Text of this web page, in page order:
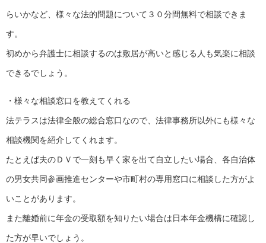
らいかなど、様々な法的問題について３０分間無料で相談できま
す。
初めから弁護士に相談するのは敷居が高いと感じる人も気楽に相談
できるでしょう。
・様々な相談窓口を教えてくれる
法テラスは法律全般の総合窓口なので、法律事務所以外にも様々な
相談機関を紹介してくれます。
たとえば夫のＤＶで一刻も早く家を出て自立したい場合、各自治体
の男女共同参画推進センターや市町村の専用窓口に相談した方がよ
いことがあります。
また離婚前に年金の受取額を知りたい場合は日本年金機構に確認し
た方が早いでしょう。